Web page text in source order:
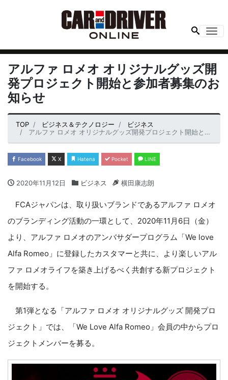
アルファ ロメオ オリジナルグッズ開
発プロジェクト開始と参加者募集のお
知らせ
TOP ビジネス＆テクノロジー
ビジネス
アルファ ロメオ オリジナルグッズ開発プロジェクト開始と参加者募集のお知らせ
Facebook X Hatena Pocket LINE
2020年11月12日 ビジネス 横田康志朗
FCAジャパンは、取り扱いブランドであるアルファ ロメオ
のブランディング活動の一環として、2020年11月6日（金）
より、アルファ ロメオのアンバサダープログラム「We love
Alfa Romeo」に登録したカスタマーと共に、より楽しいアル
ファ ロメオライフを築き上げるべく共創する新プロジェクト
を開始する。
第1弾となる「アルファ ロメオ オリジナルグッズ 開発プロ
ジェクト」では、「We Love Alfa Romeo」会員の中からプロ
ジェクトメンバーを募る。